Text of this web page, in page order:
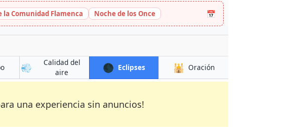
la Comunidad Flamenca Noche de los Once 📅
💨
Calidad del
aire
🌑 Eclipses 🕌 Oración
una experiencia sin anuncios!